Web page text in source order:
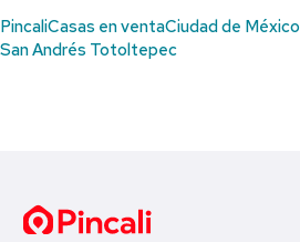
PincaliCasas en ventaCiudad de México
San Andrés Totoltepec